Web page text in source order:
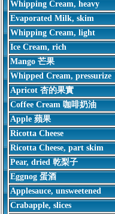
Whipping Cream, heavy
Evaporated Milk, skim
Whipping Cream, light
Ice Cream, rich
Mango 芒果
Whipped Cream, pressurize
Apricot 杏的果實
Coffee Cream 咖啡奶油
Apple 蘋果
Ricotta Cheese
Ricotta Cheese, part skim
Pear, dried 乾梨子
Eggnog 蛋酒
Applesauce, unsweetened
Crabapple, slices